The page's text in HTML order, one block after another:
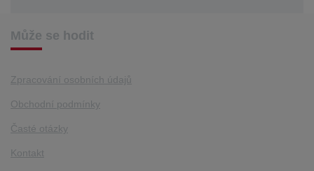
Může se hodit
Zpracování osobních údajů
Obchodní podmínky
Časté otázky
Kontakt